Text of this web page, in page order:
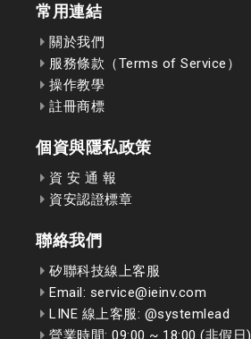
常用連結
關於我們
服務條款（Terms of Service）
操作教學
註冊商標
個資與隱私政策
資 安 通 報
資安認證標章
聯絡我們
矽聯科技線上客服
Email: service@ieinv.com
LINE 線上客服: @systemlead
營業時間: 09:00 ~ 18:00 (非假日)